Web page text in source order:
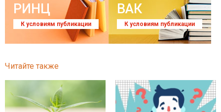
РИНЦ
К условиям публикации
ВАК
К условиям публикации
Читайте также